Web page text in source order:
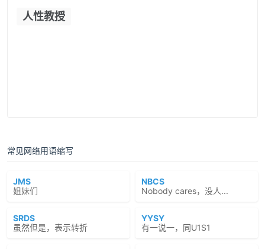
人性教授
常见网络用语缩写
JMS
姐妹们
NBCS
Nobody cares，没人...
SRDS
虽然但是，表示转折
YYSY
有一说一，同U1S1